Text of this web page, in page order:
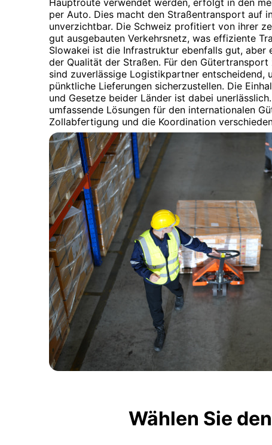
per Auto. Dies macht den Straßentransport auf
unverzichtbar. Die Schweiz profitiert von ihrer
gut ausgebauten Verkehrsnetz, was effiziente
Slowakei ist die Infrastruktur ebenfalls gut, aber
der Qualität der Straßen. Für den
sind zuverlässige Logistikpartner entscheidend,
pünktliche Lieferungen sicherzustellen. Die
und Gesetze beider Länder ist dabei
umfassende Lösungen für den internationalen
Zollabfertigung und die Koordination
Wählen Sie